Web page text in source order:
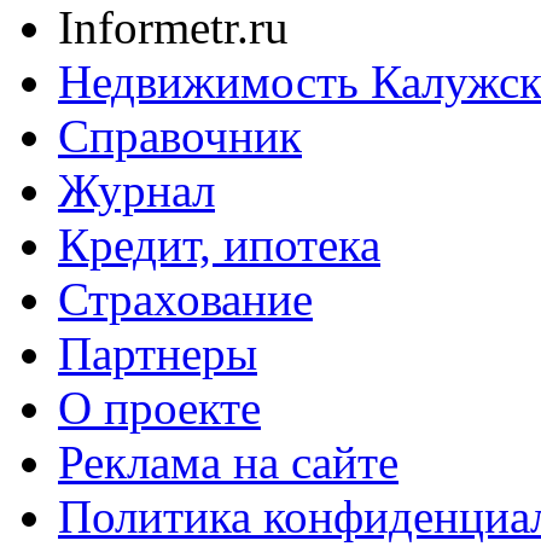
Informetr.ru
Недвижимость
Справочник
Журнал
Кредит, ипотека
Страхование
Партнеры
O проекте
Реклама на сайте
Политика